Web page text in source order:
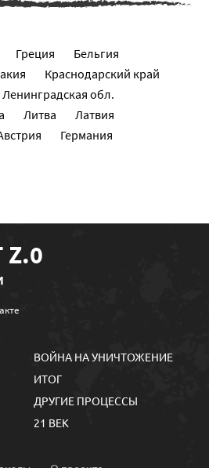
Греция
Бельгия
Краснодарский край
Ленинградская обл.
Литва
Латвия
Германия
ВОЙНА НА УНИЧТОЖЕНИЕ
ИТОГ
ДРУГИЕ ПРОЦЕССЫ
21 ВЕК